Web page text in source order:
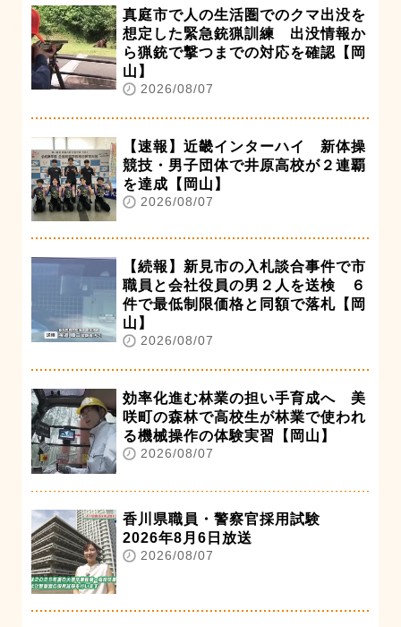
真庭市で人の生活圏でのクマ出没を
想定した緊急銃猟訓練 出没情報か
ら猟銃で撃つまでの対応を確認【岡
山】
2026/08/07
【速報】近畿インターハイ 新体操
競技・男子団体で井原高校が２連覇
を達成【岡山】
2026/08/07
【続報】新見市の入札談合事件で市
職員と会社役員の男２人を送検 ６
件で最低制限価格と同額で落札【岡
山】
2026/08/07
効率化進む林業の担い手育成へ 美
咲町の森林で高校生が林業で使われ
る機械操作の体験実習【岡山】
2026/08/07
香川県職員・警察官採用試験
2026年8月6日放送
2026/08/07